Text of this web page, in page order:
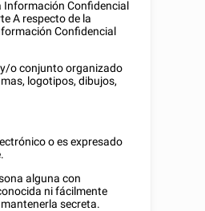
Información Confidencial
A respecto de la
Confidencial
y/o conjunto organizado
logotipos, dibujos,
o es expresado
alguna con
ni fácilmente
secreta.